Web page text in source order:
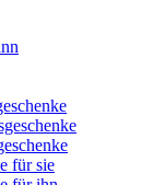
für sie